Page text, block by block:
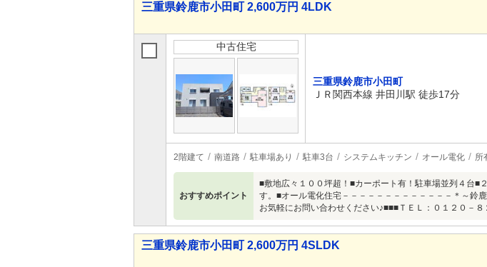
三重県鈴鹿市小田町 2,600万円 4LDK
中古住宅
三重県鈴鹿市小田町
ＪＲ関西本線 井田川駅 徒歩17分
2階建て 南道路 駐車場あり 駐車3台 システムキッチン オール電化 所
おすすめポイント
■敷地広々１００坪超！■カーポート有！駐車場並列４台■
す。■オール電化住宅－－－－－－－－－－－－－＊～鈴
お気軽にお問い合わせください♪■■■ＴＥＬ：０１２０－
三重県鈴鹿市小田町 2,600万円 4SLDK